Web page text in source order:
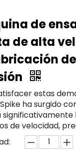
de
de alta
estas
ha surgido
de velocidad,